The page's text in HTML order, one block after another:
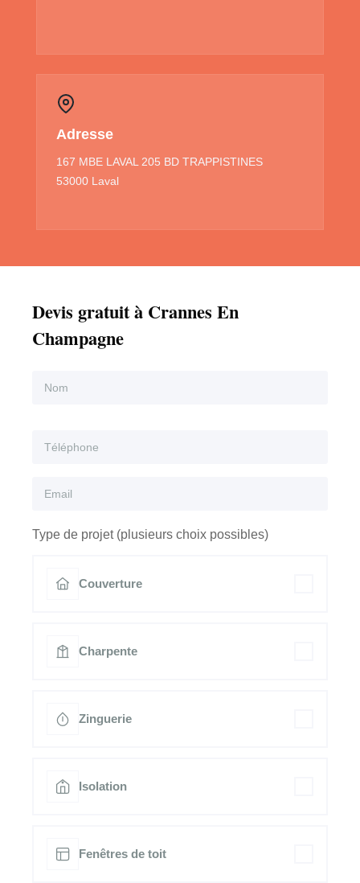
Adresse
167 MBE LAVAL 205 BD TRAPPISTINES
53000 Laval
Devis gratuit à Crannes En
Champagne
Type de projet (plusieurs choix possibles)
Couverture
Charpente
Zinguerie
Isolation
Fenêtres de toit